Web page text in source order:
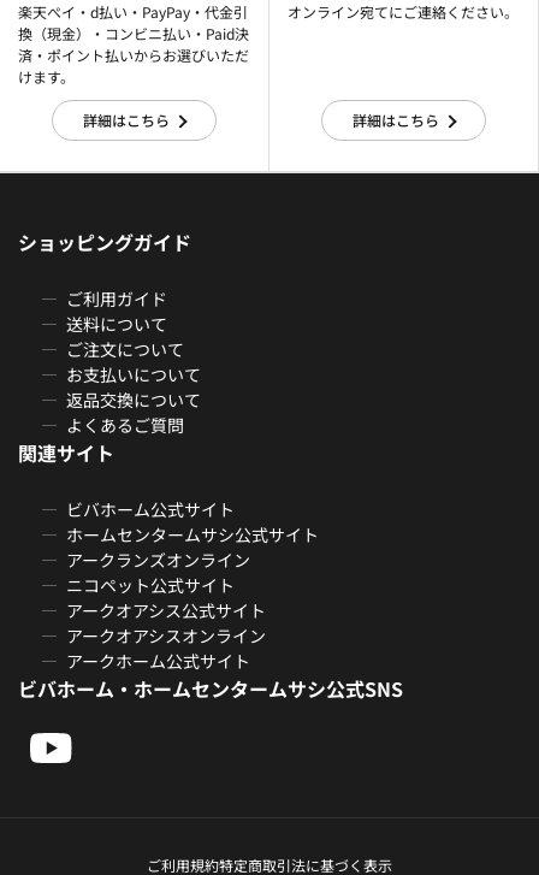
楽天ぺイ・d払い・PayPay・代金引
換（現金）・コンビニ払い・Paid決
済・ポイント払いからお選びいただ
けます。
詳細はこちら
オンライン宛てにご連絡ください。
詳細はこちら
ショッピングガイド
ご利用ガイド
送料について
ご注文について
お支払いについて
返品交換について
よくあるご質問
関連サイト
ビバホーム公式サイト
ホームセンタームサシ公式サイト
アークランズオンライン
ニコペット公式サイト
アークオアシス公式サイト
アークオアシスオンライン
アークホーム公式サイト
ビバホーム・ホームセンタームサシ公式SNS
ご利用規約特定商取引法に基づく表示